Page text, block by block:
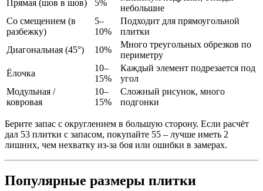
Прямая (шов в шов)
5%
небольшие
Со смещением (в
разбежку)
5–
10%
Подходит для прямоугольной
плитки
Диагональная (45°)
10%
Много треугольных обрезков по
периметру
Ёлочка
10–
15%
Каждый элемент подрезается под
угол
Модульная /
ковровая
10–
15%
Сложный рисунок, много
подгонки
Берите запас с округлением в большую сторону. Если расчёт
дал 53 плитки с запасом, покупайте 55 – лучше иметь 2
лишних, чем нехватку из-за боя или ошибки в замерах.
Популярные размеры плитки